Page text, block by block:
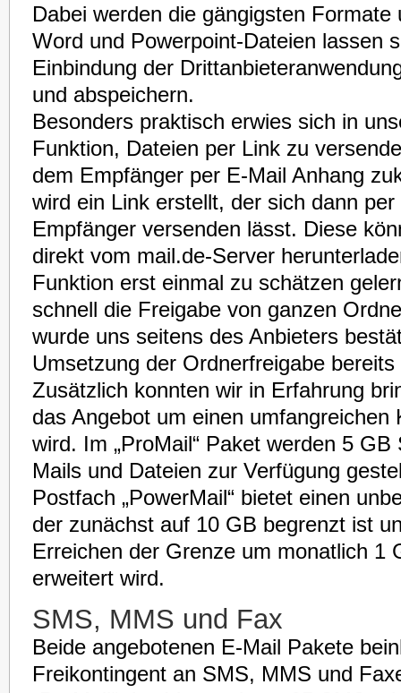
Dabei werden die gängigsten
Word und Powerpoint-Dateien lassen
Einbindung der
und abspeichern.
Besonders praktisch erwies sich in
Funktion, Dateien per Link zu
dem Empfänger per E-Mail Anhang
wird ein Link erstellt, der sich dann per
Empfänger versenden lässt. Diese
direkt vom mail.de-Server
Funktion erst einmal zu schätzen
schnell die Freigabe von ganzen
wurde uns seitens des Anbieters
Umsetzung der Ordnerfreigabe
Zusätzlich konnten wir in Erfahrung
das Angebot um einen umfangreichen
wird. Im „ProMail“ Paket werden 5
Mails und Dateien zur Verfügung
Postfach „PowerMail“ bietet einen
der zunächst auf 10 GB begrenzt ist
Erreichen der Grenze um monatlich 1
erweitert wird.
SMS, MMS und Fax
Beide angebotenen E-Mail Pakete
Freikontingent an SMS, MMS und